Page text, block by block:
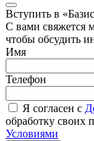
Вступить в
С вами свяжется
чтобы обсудить
Имя
Телефон
Я согласен с
обработку своих
Условиями